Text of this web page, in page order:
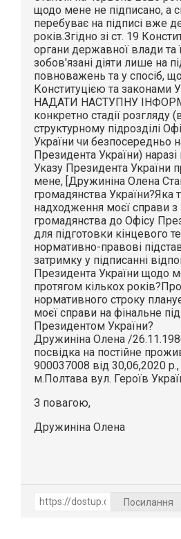
щодо мене не підписано, а
перебуває на підписі вже
років.Згідно зі ст. 19
органи державної влади та
зобов'язані діяти лише на
повноважень та у спосіб,
Конституцією та
НАДАТИ НАСТУПНУ
конкретно стадії розгляду
структурному підрозділі
України чи безпосередньо
Президента України)
Указу Президента України
мене, [Дружиніна Олена
громадянства України?Яка
надходження моєї справи з
громадянства до Офісу
для підготовки кінцевого
нормативно-правові
затримку у підписанні
Президента України щодо
протягом кількох
нормативного строку
моєї справи на фінальне
Президентом України?
Дружиніна Олена /
посвідка на постійне
900037008 від 30,06,2020 р.,
м.Полтава вул. Героїв
З повагою,
Дружиніна Олена
Посилання